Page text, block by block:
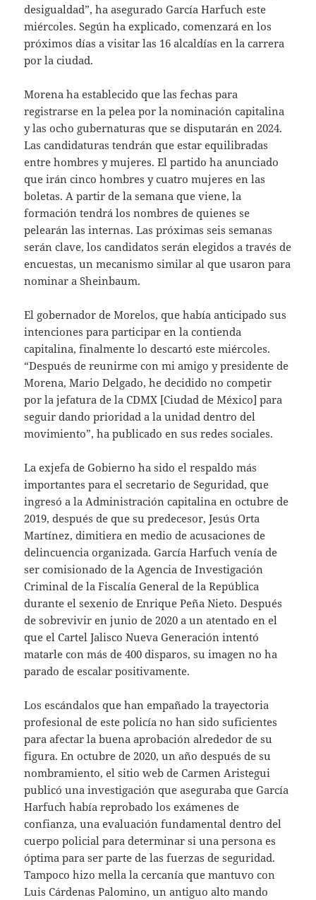
desigualdad”, ha asegurado García Harfuch este
miércoles. Según ha explicado, comenzará en los
próximos días a visitar las 16 alcaldías en la carrera
por la ciudad.
Morena ha establecido que las fechas para
registrarse en la pelea por la nominación capitalina
y las ocho gubernaturas que se disputarán en 2024.
Las candidaturas tendrán que estar equilibradas
entre hombres y mujeres. El partido ha anunciado
que irán cinco hombres y cuatro mujeres en las
boletas. A partir de la semana que viene, la
formación tendrá los nombres de quienes se
pelearán las internas. Las próximas seis semanas
serán clave, los candidatos serán elegidos a través de
encuestas, un mecanismo similar al que usaron para
nominar a Sheinbaum.
El gobernador de Morelos, que había anticipado sus
intenciones para participar en la contienda
capitalina, finalmente lo descartó este miércoles.
“Después de reunirme con mi amigo y presidente de
Morena, Mario Delgado, he decidido no competir
por la jefatura de la CDMX [Ciudad de México] para
seguir dando prioridad a la unidad dentro del
movimiento”, ha publicado en sus redes sociales.
La exjefa de Gobierno ha sido el respaldo más
importantes para el secretario de Seguridad, que
ingresó a la Administración capitalina en octubre de
2019, después de que su predecesor, Jesús Orta
Martínez, dimitiera en medio de acusaciones de
delincuencia organizada. García Harfuch venía de
ser comisionado de la Agencia de Investigación
Criminal de la Fiscalía General de la República
durante el sexenio de Enrique Peña Nieto. Después
de sobrevivir en junio de 2020 a un atentado en el
que el Cartel Jalisco Nueva Generación intentó
matarle con más de 400 disparos, su imagen no ha
parado de escalar positivamente.
Los escándalos que han empañado la trayectoria
profesional de este policía no han sido suficientes
para afectar la buena aprobación alrededor de su
figura. En octubre de 2020, un año después de su
nombramiento, el sitio web de Carmen Aristegui
publicó una investigación que aseguraba que García
Harfuch había reprobado los exámenes de
confianza, una evaluación fundamental dentro del
cuerpo policial para determinar si una persona es
óptima para ser parte de las fuerzas de seguridad.
Tampoco hizo mella la cercanía que mantuvo con
Luis Cárdenas Palomino, un antiguo alto mando